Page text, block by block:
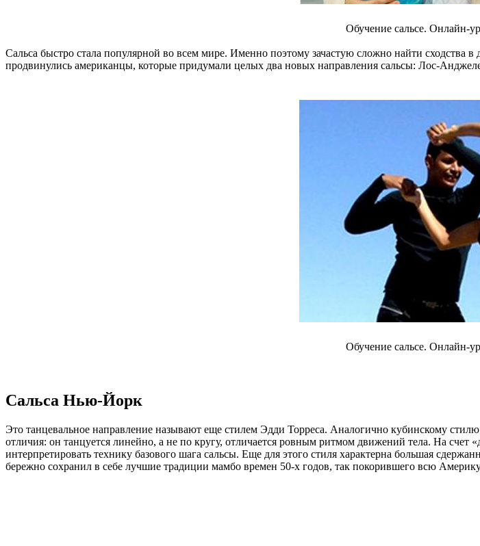
Обучение сальсе. Онлайн-
Сальса быстро стала популярной во всем мире. Именно поэтому зачастую сложно найти
продвинулись американцы, которые придумали целых два новых направления сальсы: Лос-
Обучение сальсе. Онлайн-
Сальса Нью-Йорк
Это танцевальное направление называют еще стилем Эдди Торреса. Аналогично кубинскому
отличия: он танцуется линейно, а не по кругу, отличается ровным ритмом движений тела. На
интерпретировать технику базового шага сальсы. Еще для этого стиля характерна большая
бережно сохранил в себе лучшие традиции мамбо времен 50-х годов, так покорившего всю